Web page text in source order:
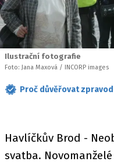
Ilustrační fotografie
Foto: Jana Maxová / INCORP images
Proč důvěřovat
Havlíčkův Brod -
svatba.